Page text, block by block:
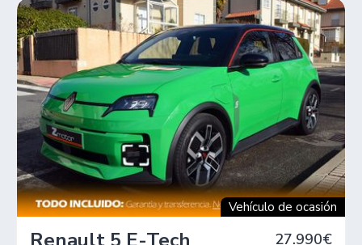
Vehículo de ocasión
27.990€